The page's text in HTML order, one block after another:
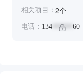
相关项目： 2个
电话： 134 ****** 60